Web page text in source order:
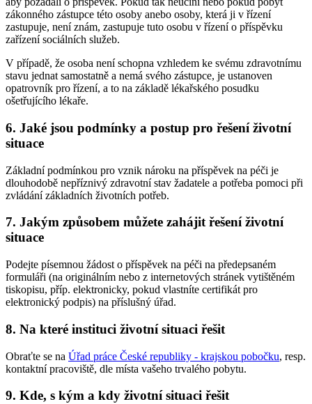
zákonného zástupce této osoby anebo osoby, která ji v řízení
zastupuje, není znám, zastupuje tuto osobu v řízení o příspěvku
zařízení sociálních služeb.
V případě, že osoba není schopna vzhledem ke svému zdravotnímu
stavu jednat samostatně a nemá svého zástupce, je ustanoven
opatrovník pro řízení, a to na základě lékařského posudku
ošetřujícího lékaře.
6. Jaké jsou podmínky a postup pro řešení životní
situace
Základní podmínkou pro vznik nároku na příspěvek na péči je
dlouhodobě nepříznivý zdravotní stav žadatele a potřeba pomoci při
zvládání základních životních potřeb.
7. Jakým způsobem můžete zahájit řešení životní
situace
Podejte písemnou žádost o příspěvek na péči na předepsaném
formuláři (na originálním nebo z internetových stránek vytištěném
tiskopisu, příp. elektronicky, pokud vlastníte certifikát pro
elektronický podpis) na příslušný úřad.
8. Na které instituci životní situaci řešit
Obraťte se na Úřad práce České republiky - krajskou pobočku, resp.
kontaktní pracoviště, dle místa vašeho trvalého pobytu.
9. Kde, s kým a kdy životní situaci řešit